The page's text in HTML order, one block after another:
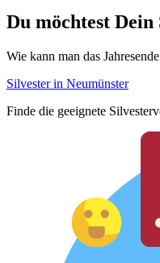
Du möchtest Dein
Wie kann man das
Silvester in Neumünster
Finde die geeignete